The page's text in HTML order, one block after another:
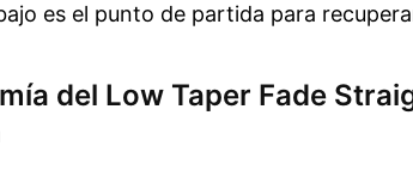
es el punto de partida para
del Low Taper Fade